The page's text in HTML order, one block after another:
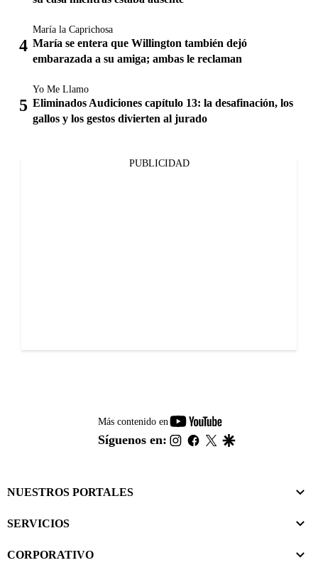
María la Caprichosa
María se entera que Willington también dejó
embarazada a su amiga; ambas le reclaman
Yo Me Llamo
Eliminados Audiciones capítulo 13: la desafinación, los
gallos y los gestos divierten al jurado
PUBLICIDAD
Más contenido en
youtube-
footer
Síguenos en: instagram
facebook
twitter
NUESTROS PORTALES
SERVICIOS
CORPORATIVO